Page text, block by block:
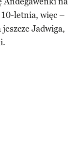
letnia, więc –
Jadwiga,
.